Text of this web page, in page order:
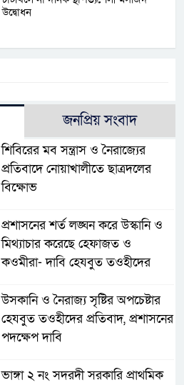
উদ্বোধন
জনপ্রিয় সংবাদ
শিবিরের মব সন্ত্রাস ও নৈরাজ্যের
প্রতিবাদে নোয়াখালীতে ছাত্রদলের
বিক্ষোভ
প্রশাসনের শর্ত লঙ্ঘন করে উস্কানি ও
মিথ্যাচার করেছে হেফাজত ও
কওমীরা- দাবি হেযবুত তওহীদের
উসকানি ও নৈরাজ্য সৃষ্টির অপচেষ্টার
হেযবুত তওহীদের প্রতিবাদ, প্রশাসনের
পদক্ষেপ দাবি
ভাঙ্গা ২ নং সদরদী সরকারি প্রাথমিক